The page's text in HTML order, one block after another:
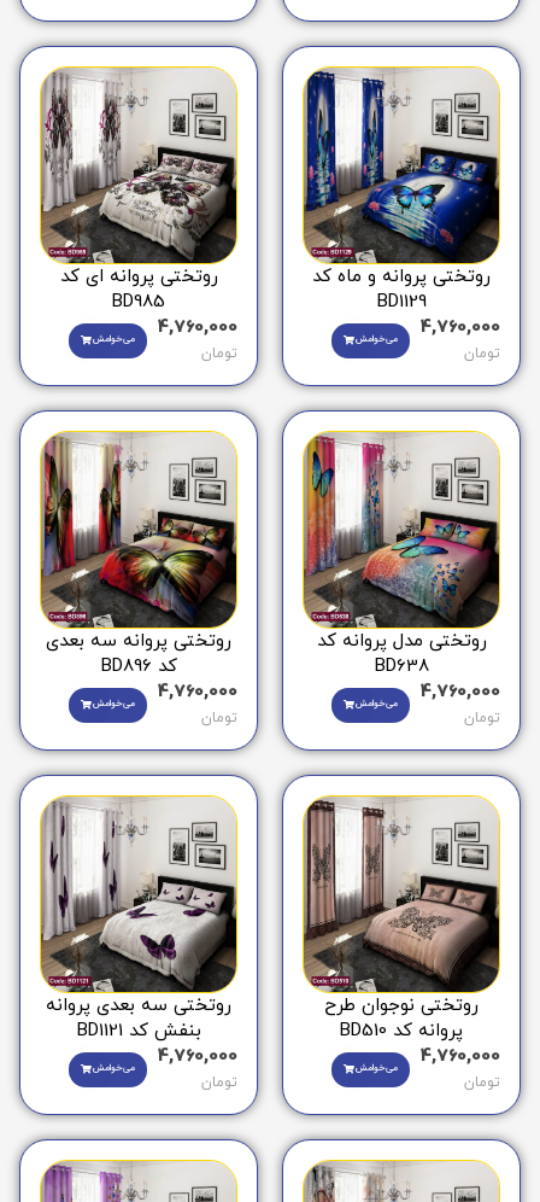
روتختی پروانه و ماه کد
BD1129
4,760,000
تومان
می‌خوامش
روتختی پروانه ای کد
BD985
4,760,000
تومان
می‌خوامش
روتختی مدل پروانه کد
BD638
4,760,000
تومان
می‌خوامش
روتختی پروانه سه بعدی
کد BD896
4,760,000
تومان
می‌خوامش
روتختی نوجوان طرح
پروانه کد BD510
4,760,000
تومان
می‌خوامش
روتختی سه بعدی پروانه
بنفش کد BD1121
4,760,000
تومان
می‌خوامش